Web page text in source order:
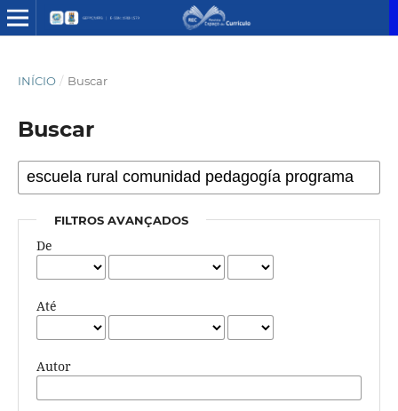
INÍCIO / Buscar
Buscar
FILTROS AVANÇADOS
De
Até
Autor